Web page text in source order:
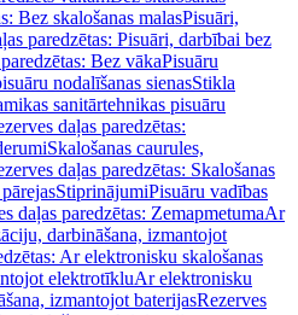
Bez skalošanas malasPisuāri,
paredzētas: Pisuāri, darbībai bez
Bez vākaPisuāru
nodalīšanas sienasStikla
sanitārtehnikas pisuāru
daļas paredzētas:
Skalošanas caurules,
daļas paredzētas: Skalošanas
StiprinājumiPisuāru vadības
daļas paredzētas: ZemapmetumaAr
darbināšana, izmantojot
Ar elektronisku skalošanas
elektrotīkluAr elektronisku
izmantojot baterijasRezerves